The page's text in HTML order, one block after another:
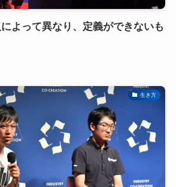
よって異なり、定義ができないも
生き方